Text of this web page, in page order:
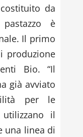
da
è
Il primo
produzione
Bio. “Il
già avviato
per le
utilizzano il
una linea di